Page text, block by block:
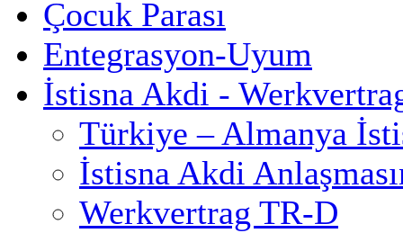
Çocuk Parası
Entegrasyon-Uyum
İstisna Akdi -
Türkiye – Almanya
İstisna Akdi
Werkvertrag TR-D